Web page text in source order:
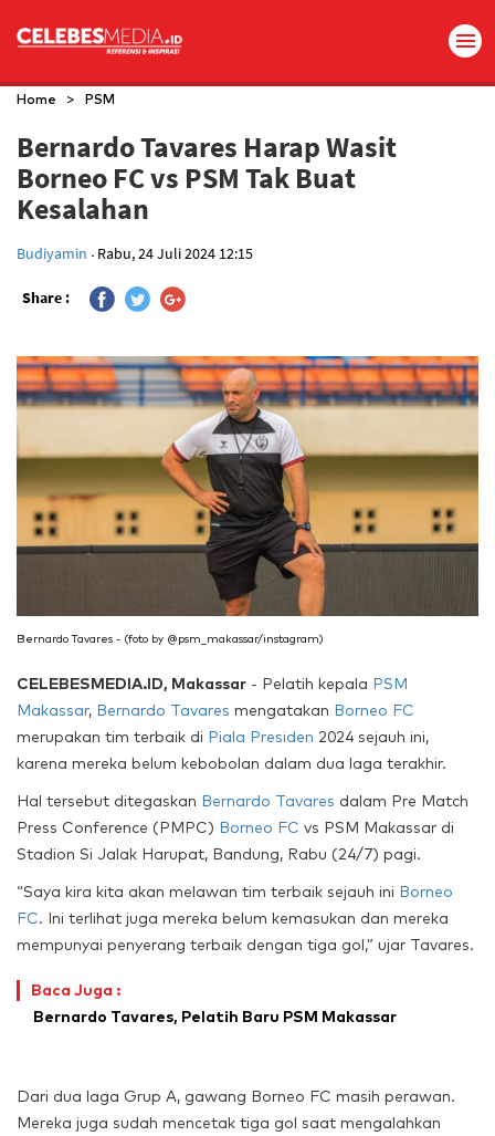
Home > PSM
Bernardo Tavares Harap Wasit
Borneo FC vs PSM Tak Buat
Kesalahan
Budiyamin . Rabu, 24 Juli 2024 12:15
Share :
Bernardo Tavares - (foto by @psm_makassar/instagram)
CELEBESMEDIA.ID, Makassar - Pelatih kepala PSM
Makassar, Bernardo Tavares mengatakan Borneo FC
merupakan tim terbaik di Piala Presiden 2024 sejauh ini,
karena mereka belum kebobolan dalam dua laga terakhir.
Hal tersebut ditegaskan Bernardo Tavares dalam Pre Match
Press Conference (PMPC) Borneo FC vs PSM Makassar di
Stadion Si Jalak Harupat, Bandung, Rabu (24/7) pagi.
“Saya kira kita akan melawan tim terbaik sejauh ini Borneo
FC. Ini terlihat juga mereka belum kemasukan dan mereka
mempunyai penyerang terbaik dengan tiga gol,” ujar Tavares.
Baca Juga :
Bernardo Tavares, Pelatih Baru PSM Makassar
Dari dua laga Grup A, gawang Borneo FC masih perawan.
Mereka juga sudah mencetak tiga gol saat mengalahkan